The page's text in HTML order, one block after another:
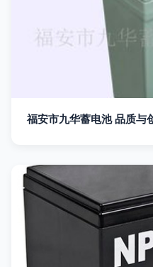
福安市九华蓄电池 品质与